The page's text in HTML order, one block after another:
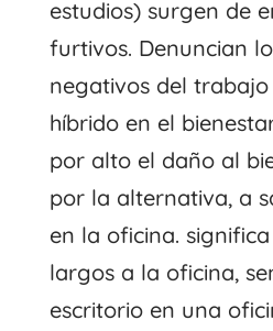
estudios) surgen de
furtivos. Denuncian
negativos del
híbrido en el
por alto el daño al
por la alternativa, a
en la oficina.
largosa la oficina,
escritorio en una